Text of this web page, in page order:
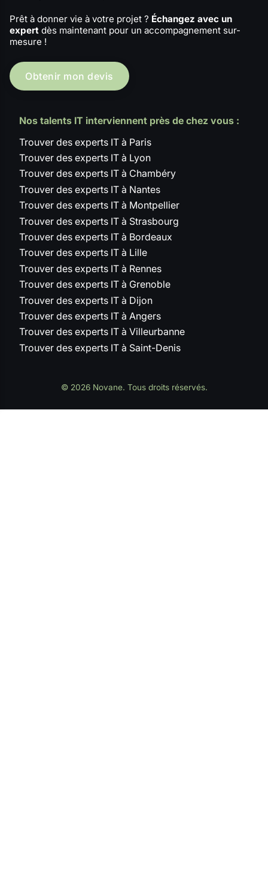
Prêt à donner vie à votre projet ? Échangez avec un
expert dès maintenant pour un accompagnement sur-
mesure !
Obtenir mon devis
Nos talents IT interviennent près de chez vous :
Trouver des experts IT à Paris
Trouver des experts IT à Lyon
Trouver des experts IT à Chambéry
Trouver des experts IT à Nantes
Trouver des experts IT à Montpellier
Trouver des experts IT à Strasbourg
Trouver des experts IT à Bordeaux
Trouver des experts IT à Lille
Trouver des experts IT à Rennes
Trouver des experts IT à Grenoble
Trouver des experts IT à Dijon
Trouver des experts IT à Angers
Trouver des experts IT à Villeurbanne
Trouver des experts IT à Saint-Denis
© 2026 Novane. Tous droits réservés.